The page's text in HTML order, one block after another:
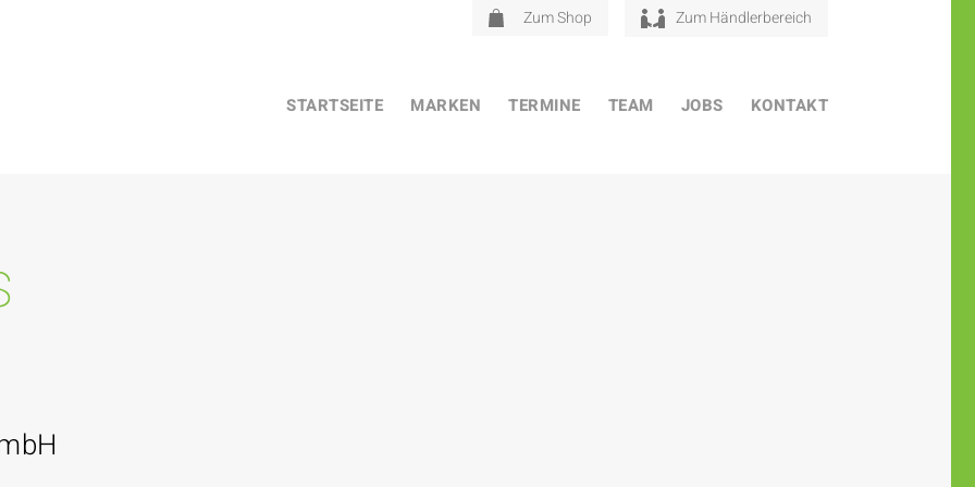
Zum Shop Zum Händlerbereich
STARTSEITE MARKEN TERMINE TEAM JOBS KONTAKT